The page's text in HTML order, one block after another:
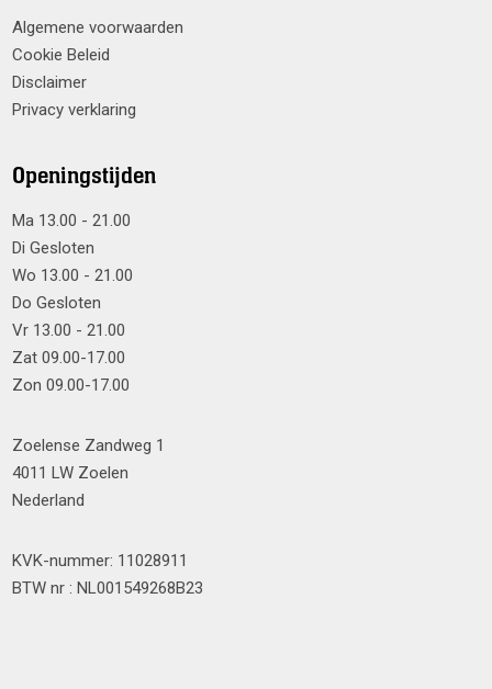
Algemene voorwaarden
Cookie Beleid
Disclaimer
Privacy verklaring
Openingstijden
Ma 13.00 - 21.00
Di Gesloten
Wo 13.00 - 21.00
Do Gesloten
Vr 13.00 - 21.00
Zat 09.00-17.00
Zon 09.00-17.00
Zoelense Zandweg 1
4011 LW Zoelen
Nederland
KVK-nummer: 11028911
BTW nr : NL001549268B23